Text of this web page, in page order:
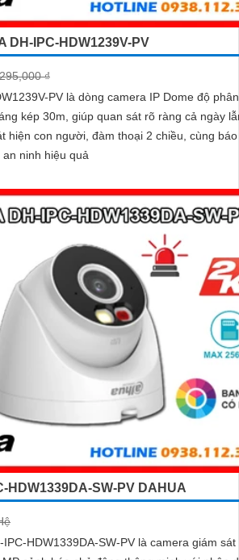
DH-IPC-HDW1239V-PV
₫
PV là dòng camera IP Dome độ
kép 30m, giúp quan sát rõ ràng cả ngày
hiện con người, đàm thoại 2 chiều, cùng
ninh hiệu quả
HDW1339DA-SW-PV DAHUA
HDW1339DA-SW-PV là camera giám sát